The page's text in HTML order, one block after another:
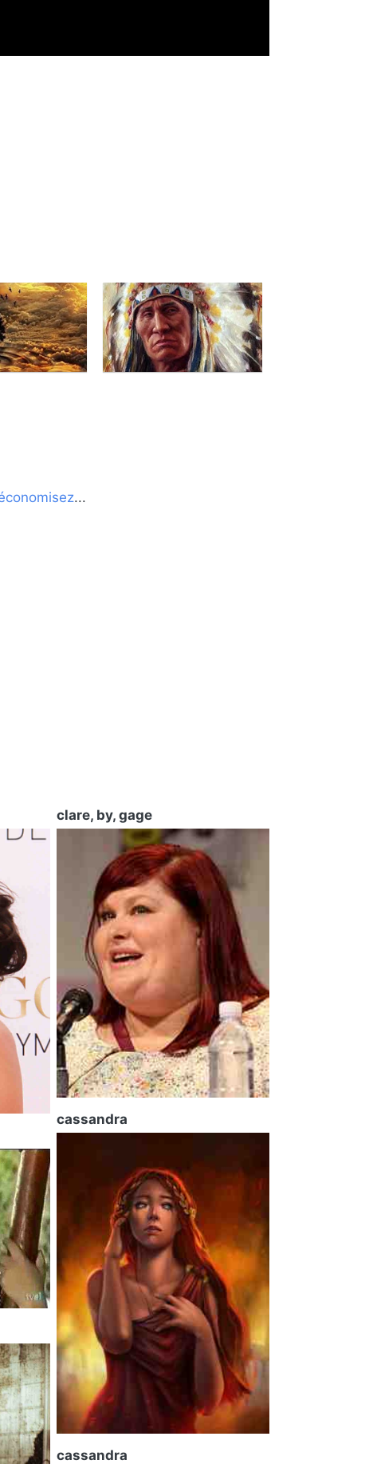
...
clare, by, gage
cassandra
cassandra